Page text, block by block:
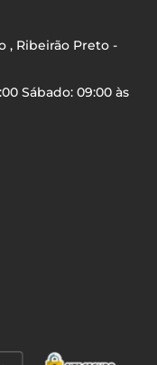
, Ribeirão Preto -
Sábado: 09:00 às